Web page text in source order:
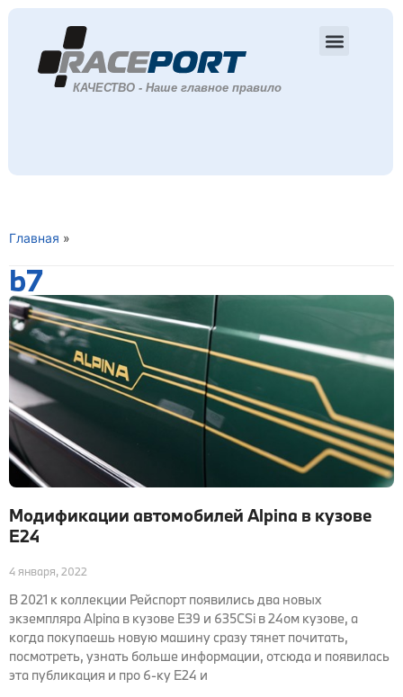
Главная »
b7
Модификации автомобилей Alpina в кузове
E24
4 января, 2022
В 2021 к коллекции Рейспорт появились два новых
экземпляра Alpina в кузове E39 и 635CSi в 24ом кузове, а
когда покупаешь новую машину сразу тянет почитать,
посмотреть, узнать больше информации, отсюда и появилась
эта публикация и про 6-ку E24 и